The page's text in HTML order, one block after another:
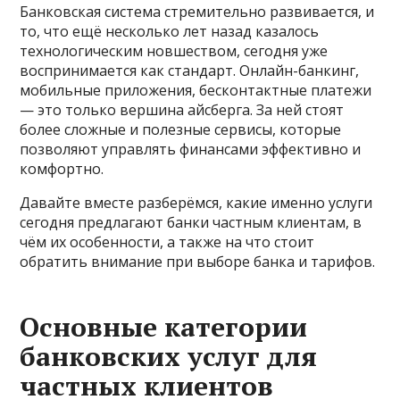
Банковская система стремительно развивается, и
то, что ещё несколько лет назад казалось
технологическим новшеством, сегодня уже
воспринимается как стандарт. Онлайн-банкинг,
мобильные приложения, бесконтактные платежи
— это только вершина айсберга. За ней стоят
более сложные и полезные сервисы, которые
позволяют управлять финансами эффективно и
комфортно.
Давайте вместе разберёмся, какие именно услуги
сегодня предлагают банки частным клиентам, в
чём их особенности, а также на что стоит
обратить внимание при выборе банка и тарифов.
Основные категории
банковских услуг для
частных клиентов